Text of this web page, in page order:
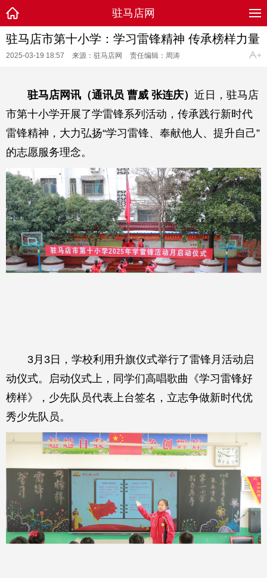
驻马店网
驻马店市第十小学：学习雷锋精神 传承榜样力量
2025-03-19 18:57 来源：驻马店网 责任编辑：周涛
驻马店网讯（通讯员 曹威 张连庆） 近日，驻马店
市第十小学开展了学雷锋系列活动，传承践行新时代
雷锋精神，大力弘扬“学习雷锋、奉献他人、提升自己”
的志愿服务理念。
3月3日，学校利用升旗仪式举行了雷锋月活动启
动仪式。启动仪式上，同学们高唱歌曲《学习雷锋好
榜样》，少先队员代表上台签名，立志争做新时代优
秀少先队员。